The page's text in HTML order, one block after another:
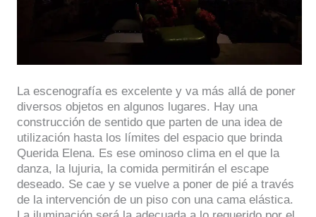
La escenografía es excelente y va más allá de poner
diversos objetos en algunos lugares. Hay una
construcción de sentido que parten de una idea de
utilización hasta los límites del espacio que brinda
Querida Elena. Es ese ominoso clima en el que la
danza, la lujuria, la comida permitirán el escape
deseado. Se cae y se vuelve a poner de pié a través
de la intervención de un piso con una cama elástica.